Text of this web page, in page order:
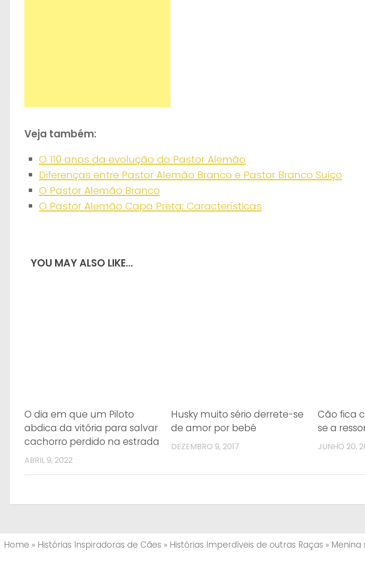
Veja também:
O 110 anos da evolução do Pastor Alemão
Diferenças entre Pastor Alemão Branco e Pastor Branco Suíço
O Pastor Alemão Branco
O Pastor Alemão Capa Preta: Características
YOU MAY ALSO LIKE...
O dia em que um Piloto
abdica da vitória para salvar
cachorro perdido na estrada
ABRIL 9, 2022
Husky muito sério derrete-se
de amor por bebé
DEZEMBRO 9, 2017
Cão fica
se a
JUNHO 20,
Home » Histórias Inspiradoras de Cães » Histórias Imperdíveis de outras Raças »